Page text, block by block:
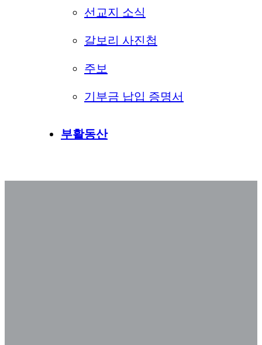
선교지 소식
갈보리 사진첩
주보
기부금 납입 증명서
부활동산